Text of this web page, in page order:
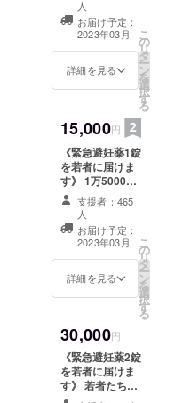
1~2回のソウ
レッジのメール
での活動報告
③3年後にメール
での #わたした
ちの緊急避妊薬
を行った結果の
に関する活動報
告
額…！！」って
私はこのリター
ンをつくってい
た。あまりにも
高い。この薬が
ず…。 2人で
7500円ずつ出し
たら、1人の困っ
ている女の子に
緊急避妊薬が届
きます。 リター
ン内容 ①1年後
メールでの #わ
たしたちの緊急
避妊薬 に関する
活動報告(処方人
数や連携団体か
らの報告など) ②
ウレッジのメー
ルでの活動報告
③3年後にメール
での #わたした
ちの緊急避妊薬
を行った結果の
人
お届け予定：
2023年03月
詳細を見る
こ
の
リ
タ
ー
ン
を
選
択
す
る
15,000円
《緊急避妊薬1錠
を若者に届けま
す》 1万5000
円、大人でも、
ぽんっと出すの
はハードルが高
いですよね。月
5000円のお小遣
るような未成年
が1万5000円の
らに負担を感じ
ることが予想で
きます。 今、あ
なたの身近に小
さい子がいるな
支援者：465
人
お届け予定：
2023年03月
詳細を見る
こ
の
リ
タ
ー
ン
を
選
択
す
る
30,000円
《緊急避妊薬2錠
を若者に届けま
す》 若者たち
が、特に若い女